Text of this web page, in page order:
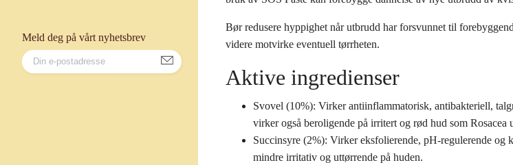
Meld deg på vårt nyhetsbrev
Bør redusere hyppighet når utbrudd har forsvunnet til
videre motvirke eventuell tørrheten.
Aktive ingredienser
Svovel (10%): Virker antiinflammatorisk, antibakteriell,
virker også beroligende på irritert og rød hud som Rosacea
Succinsyre (2%): Virker eksfolierende, pH-regulerende og
mindre irritativ og uttørrende på huden.